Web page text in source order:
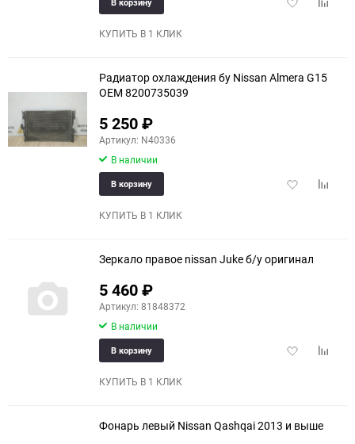
КУПИТЬ В 1 КЛИК
Радиатор охлаждения бу Nissan Almera G15
OEM 8200735039
5 250₽
Артикул: N40336
В наличии
Добавить
В корзину
КУПИТЬ В 1 КЛИК
Зеркало правое nissan Juke б/у оригинал
5 460₽
Артикул: 81848372
В наличии
Добавить
В корзину
КУПИТЬ В 1 КЛИК
Фонарь левый Nissan Qashqai 2013 и выше